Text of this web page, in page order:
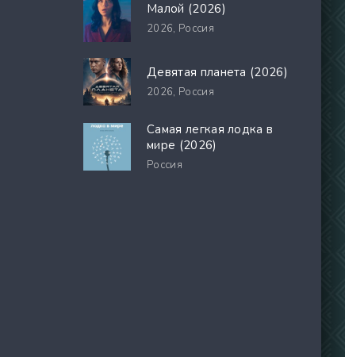
Малой (2026)
2026, Россия
Девятая планета (2026)
2026, Россия
Самая легкая лодка в
мире (2026)
Россия